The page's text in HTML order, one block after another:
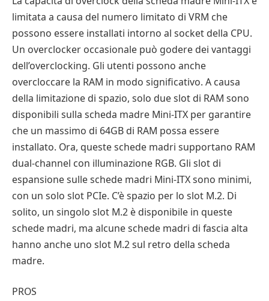
limitata a causa del numero limitato di VRM che
possono essere installati intorno al socket della CPU.
Un overclocker occasionale può godere dei vantaggi
dell’overclocking. Gli utenti possono anche
overcloccare la RAM in modo significativo. A causa
della limitazione di spazio, solo due slot di RAM sono
disponibili sulla scheda madre Mini-ITX per garantire
che un massimo di 64GB di RAM possa essere
installato. Ora, queste schede madri supportano RAM
dual-channel con illuminazione RGB. Gli slot di
espansione sulle schede madri Mini-ITX sono minimi,
con un solo slot PCIe. C’è spazio per lo slot M.2. Di
solito, un singolo slot M.2 è disponibile in queste
schede madri, ma alcune schede madri di fascia alta
hanno anche uno slot M.2 sul retro della scheda
madre.
PROS